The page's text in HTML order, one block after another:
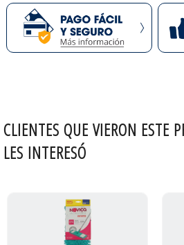
CLIENTES QUE VIERON ESTE
LES INTERESÓ